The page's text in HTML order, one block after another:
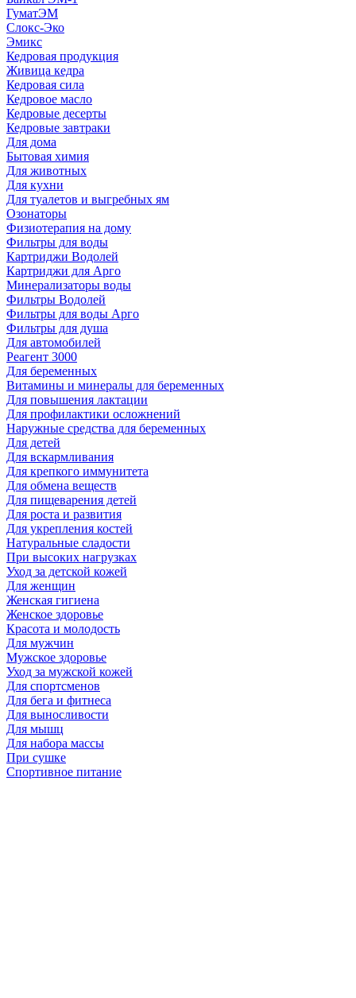
ГуматЭМ
Слокс-Эко
Эмикс
Кедровая продукция
Живица кедра
Кедровая сила
Кедровое масло
Кедровые десерты
Кедровые завтраки
Для дома
Бытовая химия
Для животных
Для кухни
Для туалетов и выгребных ям
Озонаторы
Физиотерапия на дому
Фильтры для воды
Картриджи Водолей
Картриджи для Арго
Минерализаторы воды
Фильтры Водолей
Фильтры для воды Арго
Фильтры для душа
Для автомобилей
Реагент 3000
Для беременных
Витамины и минералы для беременных
Для повышения лактации
Для профилактики осложнений
Наружные средства для беременных
Для детей
Для вскармливания
Для крепкого иммунитета
Для обмена веществ
Для пищеварения детей
Для роста и развития
Для укрепления костей
Натуральные сладости
При высоких нагрузках
Уход за детской кожей
Для женщин
Женская гигиена
Женское здоровье
Красота и молодость
Для мужчин
Мужское здоровье
Уход за мужской кожей
Для спортсменов
Для бега и фитнеса
Для выносливости
Для мышц
Для набора массы
При сушке
Спортивное питание